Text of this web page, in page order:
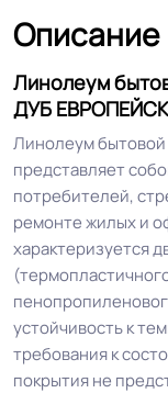
Класс
Устойчивость к
Особенности
коллекции
Защитный слой
Описание
Линолеум
ДУБ
Линолеум бытовой
представляет
потребителей,
ремонте жилых и
характеризуется
устойчивость к
требования к
покрытия не